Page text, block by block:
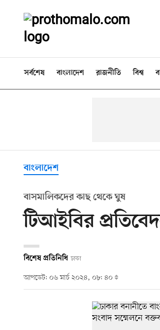
সর্বশেষ বাংলাদেশ রাজনীতি বিশ্ব
বাংলাদেশ
বাসমালিকদের কাছ থেকে ঘুষ
টিআইবির
বিশেষ প্রতিনিধি ঢাকা
আপডেট: ০৬ মার্চ ২০২৪, ০৮: ৪০